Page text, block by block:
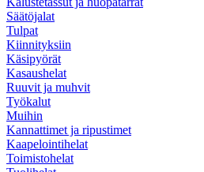
Säätöjalat
Tulpat
Kiinnityksiin
Käsipyörät
Kasaushelat
Ruuvit ja muhvit
Työkalut
Muihin
Kannattimet ja ripustimet
Kaapelointihelat
Toimistohelat